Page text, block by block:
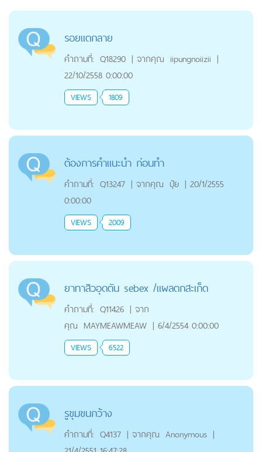
รอยแตกลาย
คำถามที่: Q18290 | จากคุณ iipungnoiizii |
22/10/2558 0:00:00
VIEWS 1809
ต้องการคำแนะนำ ก่อนทำ
คำถามที่: Q13247 | จากคุณ ปุ้ย | 20/1/2555
0:00:00
VIEWS 2009
ยาทาสิวอุดตัน sebex /แผลตกสะเก็ด
คำถามที่: Q11426 | จาก
คุณ MAYMEAWMEAW | 6/4/2554 0:00:00
VIEWS 6522
รูขุมขนกว้าง
คำถามที่: Q4137 | จากคุณ Anonymous |